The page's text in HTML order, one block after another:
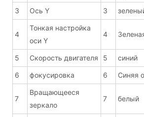
3 Ось Y 3
4
Тонкая настройка
оси Y
4
5 Скорость двигателя 5 синий
6 фокусировка 6 Синяя
7
Вращающееся
зеркало
7 белый